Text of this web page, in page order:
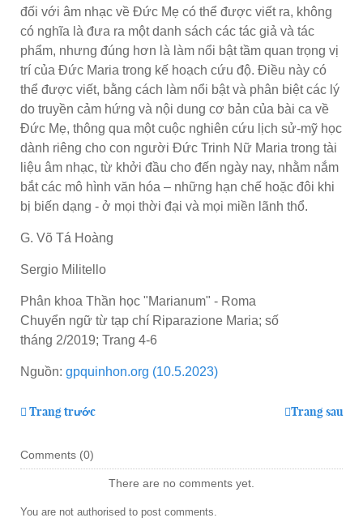
đối với âm nhạc về Đức Mẹ có thể được viết ra, không
có nghĩa là đưa ra một danh sách các tác giả và tác
phẩm, nhưng đúng hơn là làm nổi bật tầm quan trọng vị
trí của Đức Maria trong kế hoạch cứu độ. Điều này có
thể được viết, bằng cách làm nổi bật và phân biệt các lý
do truyền cảm hứng và nội dung cơ bản của bài ca về
Đức Mẹ, thông qua một cuộc nghiên cứu lịch sử-mỹ học
dành riêng cho con người Đức Trinh Nữ Maria trong tài
liệu âm nhạc, từ khởi đầu cho đến ngày nay, nhằm nắm
bắt các mô hình văn hóa – những hạn chế hoặc đôi khi
bị biến dạng - ở mọi thời đại và mọi miền lãnh thổ.
G. Võ Tá Hoàng
Sergio Militello
Phân khoa Thần học "Marianum" - Roma
Chuyển ngữ từ tạp chí Riparazione Maria; số
tháng 2/2019; Trang 4-6
Nguồn: gpquinhon.org (10.5.2023)
Trang trước Trang sau
Comments (0)
There are no comments yet.
You are not authorised to post comments.